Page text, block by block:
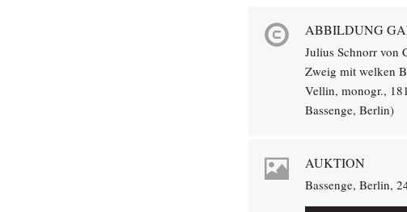
ABBILDUNG
Julius Schnorr von
Zweig mit welken
Vellin, monogr.,
Bassenge, Berlin)
AUKTION
Bassenge, Berlin,